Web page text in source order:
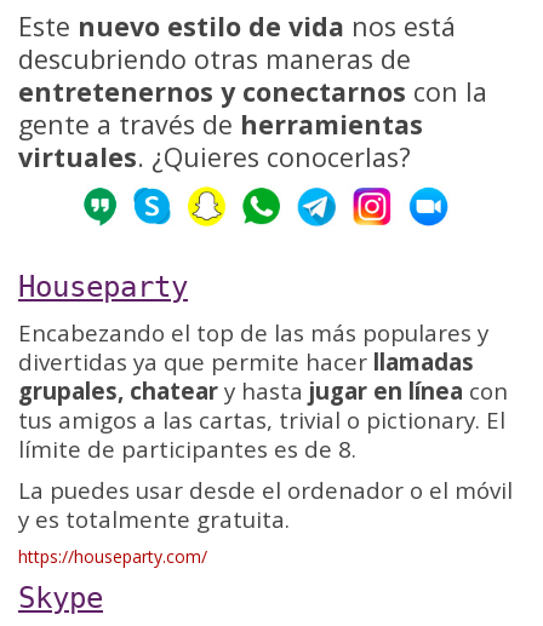
Este nuevo estilo de vida nos está
descubriendo otras maneras de
entretenernos y conectarnos con la
gente a través de herramientas
virtuales. ¿Quieres conocerlas?
Houseparty
Encabezando el top de las más populares y
divertidas ya que permite hacer llamadas
grupales, chatear y hasta jugar en línea con
tus amigos a las cartas, trivial o pictionary. El
límite de participantes es de 8.
La puedes usar desde el ordenador o el móvil
y es totalmente gratuita.
https://houseparty.com/
Skype